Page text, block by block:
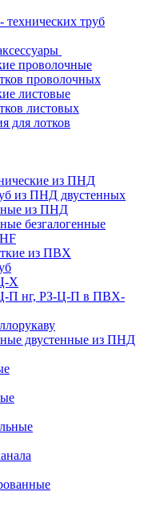
технических труб
проволочные
проволочных
листовые
листовых
для лотков
из ПНД
из ПНД двустенных
из ПНД
безгалогенные
из ПВХ
Х
П нг, РЗ-Ц-П в ПВХ-
двустенные из ПНД